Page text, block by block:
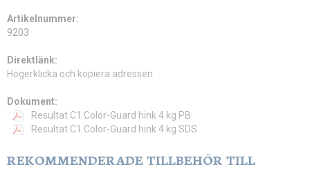
Artikelnummer:
9203
Direktlänk:
Högerklicka och kopiera adressen
Dokument:
Resultat C1 Color-Guard hink 4 kg PB
Resultat C1 Color-Guard hink 4 kg SDS
REKOMMENDERADE TILLBEHÖR TILL